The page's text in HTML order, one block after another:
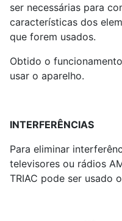
ser necessárias para
características dos
que forem usados.
Obtido o
usar o aparelho.
INTERFERÊNCIAS
Para eliminar
televisores ou rádios
TRIAC pode ser usado